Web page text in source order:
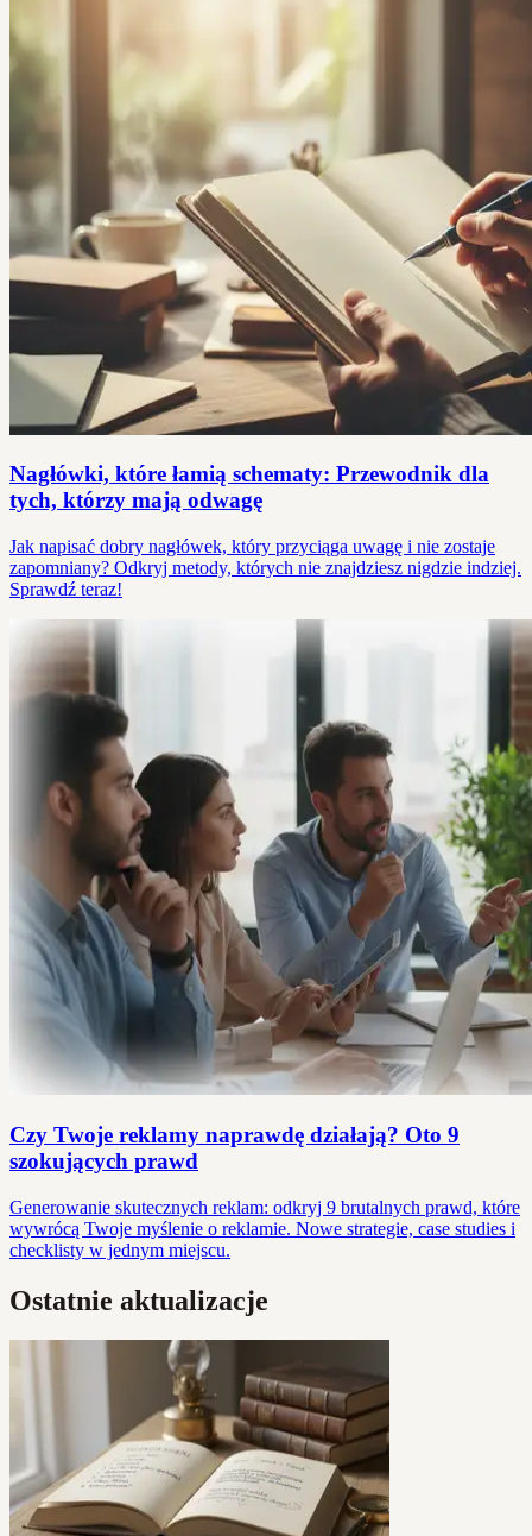
Nagłówki, które łamią schematy: Przewodnik dla
tych, którzy mają odwagę
Jak napisać dobry nagłówek, który przyciąga uwagę i nie zostaje
zapomniany? Odkryj metody, których nie znajdziesz nigdzie indziej.
Sprawdź teraz!
Czy Twoje reklamy naprawdę działają? Oto 9
szokujących prawd
Generowanie skutecznych reklam: odkryj 9 brutalnych prawd, które
wywrócą Twoje myślenie o reklamie. Nowe strategie, case studies i
checklisty w jednym miejscu.
Ostatnie aktualizacje